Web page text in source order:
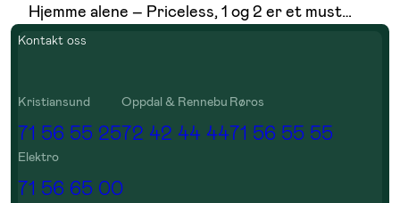
Hjemme alene – Priceless, 1 og 2 er et must…
Kontakt oss
Kristiansund
71 56 55 25
Oppdal & Rennebu
72 42 44 44
Røros
71 56 55 55
Elektro
71 56 65 00